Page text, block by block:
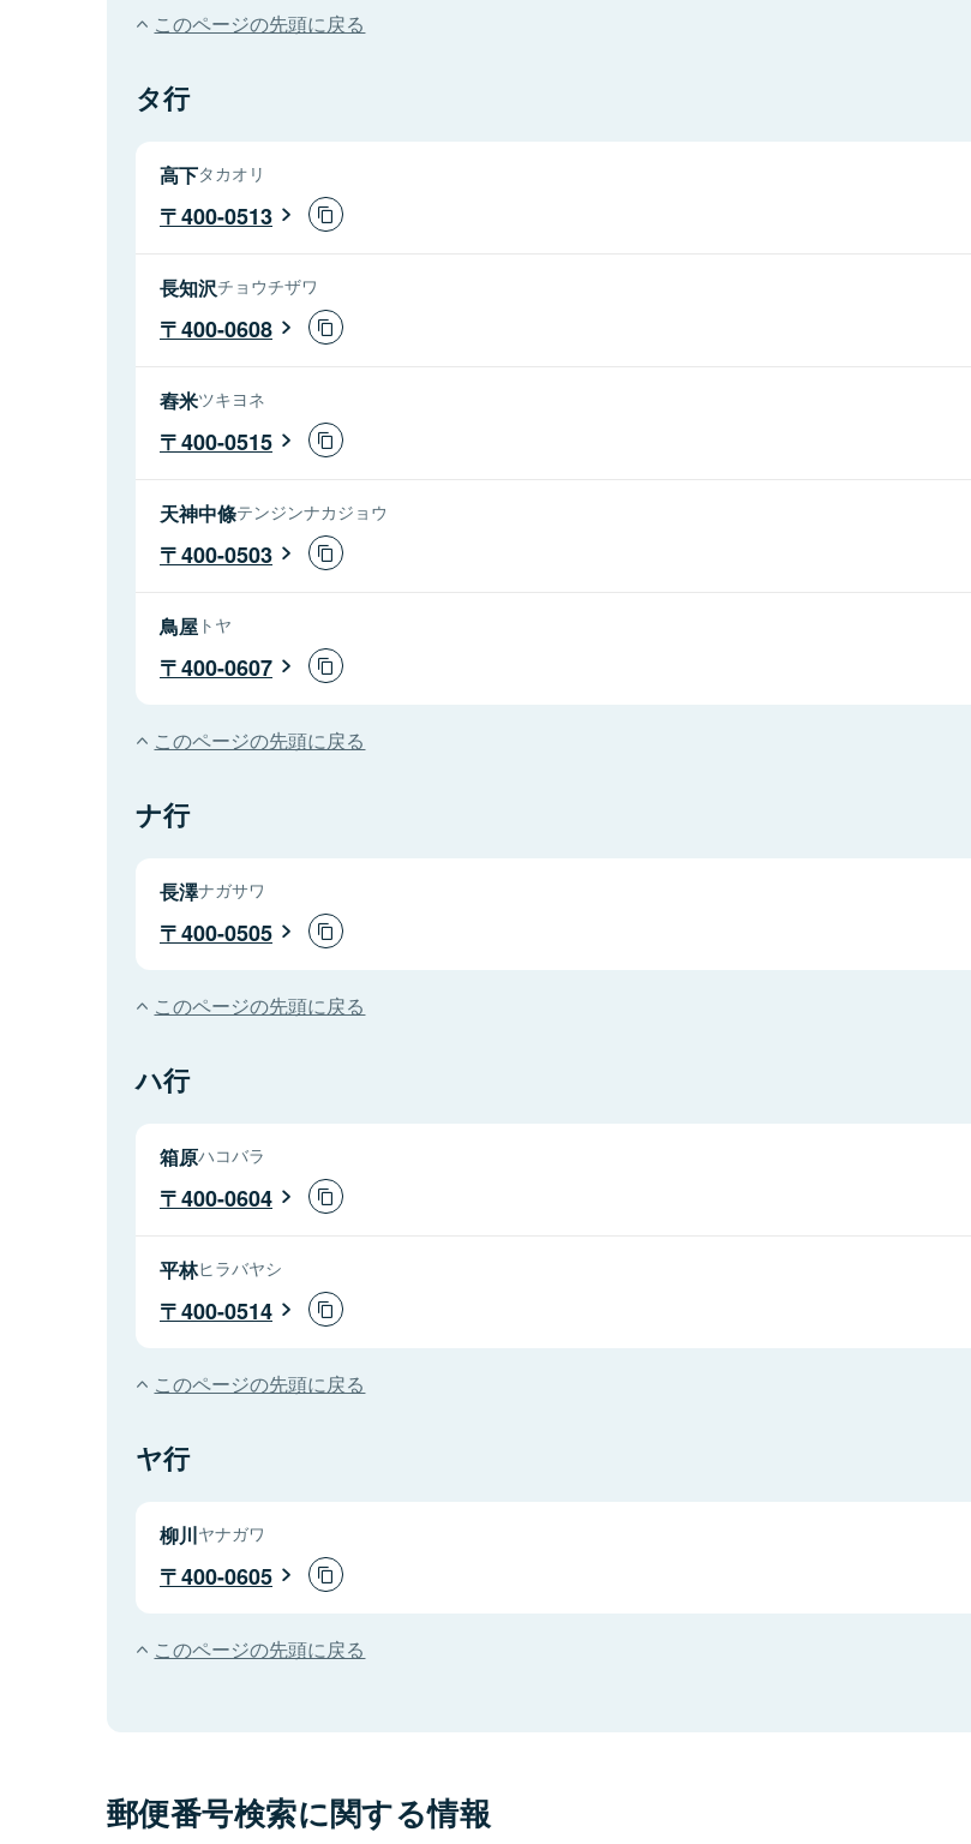
このページの先頭に戻る
タ行
高下タカオリ
400-0513
長知沢チョウチザワ
400-0608
舂米ツキヨネ
400-0515
天神中條テンジンナカジョウ
400-0503
鳥屋 トヤ
400-0607
このページの先頭に戻る
ナ行
長澤ナガサワ
400-0505
このページの先頭に戻る
ハ行
箱原ハコバラ
400-0604
平林ヒラバヤシ
400-0514
このページの先頭に戻る
ヤ行
柳川ヤナガワ
400-0605
このページの先頭に戻る
郵便番号検索に関する情報